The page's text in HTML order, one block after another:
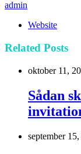
admin
Website
Related Posts
oktober 11,
Sådan
september